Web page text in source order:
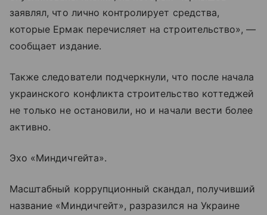
заявлял, что лично контролирует средства,
которые Ермак перечисляет на строительство», —
сообщает издание.
Также следователи подчеркнули, что после начала
украинского конфликта строительство коттеджей
не только не остановили, но и начали вести более
активно.
Эхо «Миндичгейта».
Масштабный коррупционный скандал, получивший
название «Миндичгейт», разразился на Украине